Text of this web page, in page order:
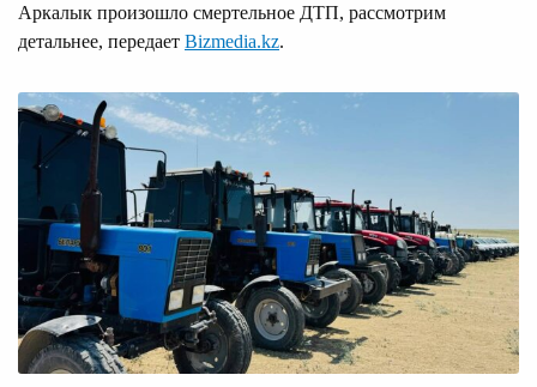
Аркалык произошло смертельное ДТП, рассмотрим
детальнее, передает Bizmedia.kz.